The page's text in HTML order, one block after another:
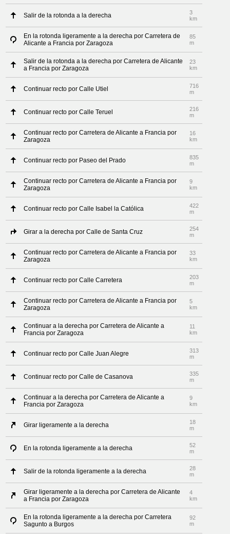
Salir de la rotonda a la derecha
3
km
En la rotonda ligeramente a la derecha por Carretera de
Alicante a Francia por Zaragoza
85
m
Salir de la rotonda a la derecha por Carretera de Alicante
a Francia por Zaragoza
23
km
Continuar recto por Calle Utiel
716
m
Continuar recto por Calle Teruel
216
m
Continuar recto por Carretera de Alicante a Francia por
Zaragoza
16
km
Continuar recto por Paseo del Prado
835
m
Continuar recto por Carretera de Alicante a Francia por
Zaragoza
9
km
Continuar recto por Calle Isabel la Católica
422
m
Girar a la derecha por Calle de Santa Cruz
254
m
Continuar recto por Carretera de Alicante a Francia por
Zaragoza
33
km
Continuar recto por Calle Carretera
203
m
Continuar recto por Carretera de Alicante a Francia por
Zaragoza
5
km
Continuar a la derecha por Carretera de Alicante a
Francia por Zaragoza
11
km
Continuar recto por Calle Juan Alegre
313
m
Continuar recto por Calle de Casanova
335
m
Continuar a la derecha por Carretera de Alicante a
Francia por Zaragoza
9
km
Girar ligeramente a la derecha
18
m
En la rotonda ligeramente a la derecha
52
m
Salir de la rotonda ligeramente a la derecha
28
m
Girar ligeramente a la derecha por Carretera de Alicante
a Francia por Zaragoza
4
km
En la rotonda ligeramente a la derecha por Carretera
Sagunto a Burgos
92
m